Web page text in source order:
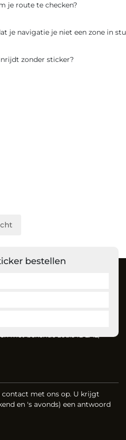
je route te checken?
je navigatie je niet een zone in
zonder sticker?
bestellen
specialist en bestelt
voor Duitsland, Frankrijk en
onze website heeft u de
met bekende zoals iDEAL,
contact met ons op. U krijgt
en 's avonds) een antwoord